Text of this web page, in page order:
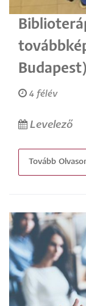
4 félév
Levelező
Tovább